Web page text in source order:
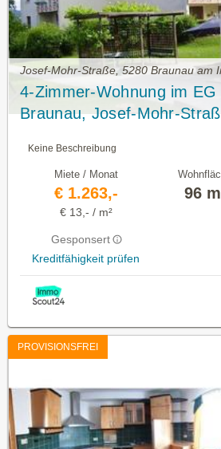
Josef-Mohr-Straße, 5280 Braunau am
4-Zimmer-Wohnung im EG
Braunau, Josef-Mohr-
Keine Beschreibung
Miete / Monat
€ 1.263,-
€ 13,- / m²
Gesponsert
Kreditfähigkeit prüfen
96
PROVISIONSFREI